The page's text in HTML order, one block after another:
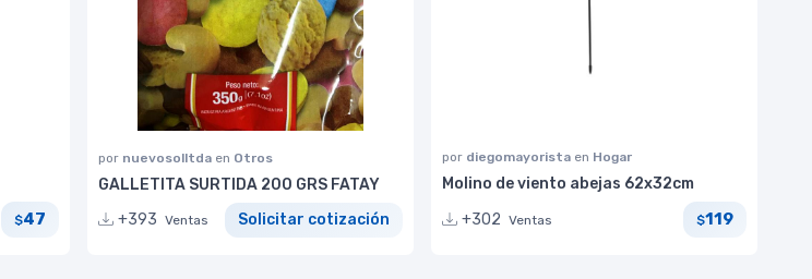
$47
por nuevosolltda en Otros
GALLETITA SURTIDA 200 GRS FATAY
+393 Ventas Solicitar cotización
por diegomayorista en Hogar
Molino de viento abejas 62x32cm
+302 Ventas $119